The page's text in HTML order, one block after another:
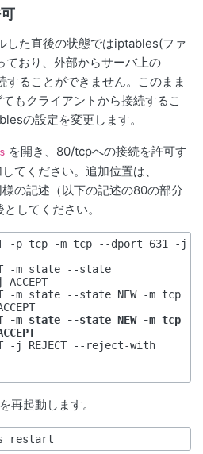
した直後の状態ではiptables(ファ
ており、外部からサーバ上の
することができません。このまま
もクライアントから接続するこ
の設定を変更します。
を開き、80/tcpへの接続を許可す
てください。追加位置は、
の記述（以下の記述の80の部分
してください。
-p tcp -m tcp --dport 631 -j
-m state --state
ACCEPT
-m state --state NEW -m tcp
-m state --state NEW -m tcp
-j REJECT --reject-with
再起動します。
restart